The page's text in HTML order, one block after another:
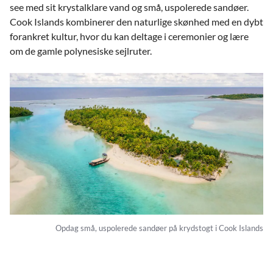
see med sit krystalklare vand og små, uspolerede sandøer.
Cook Islands kombinerer den naturlige skønhed med en dybt
forankret kultur, hvor du kan deltage i ceremonier og lære
om de gamle polynesiske sejlruter.
Opdag små, uspolerede sandøer på krydstogt i Cook Islands